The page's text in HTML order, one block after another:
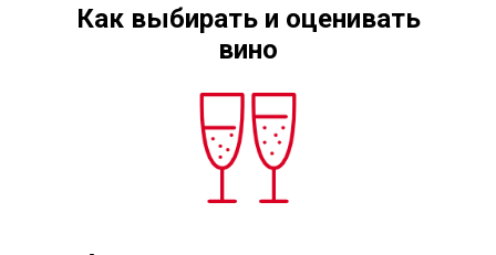
Как выбирать и оценивать
вино